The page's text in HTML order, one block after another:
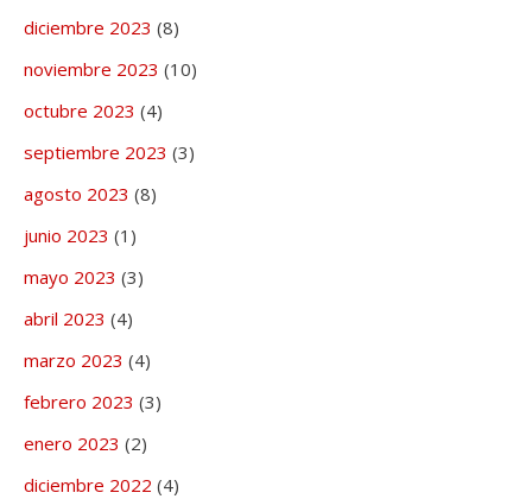
diciembre 2023 (8)
noviembre 2023 (10)
octubre 2023 (4)
septiembre 2023 (3)
agosto 2023 (8)
junio 2023 (1)
mayo 2023 (3)
abril 2023 (4)
marzo 2023 (4)
febrero 2023 (3)
enero 2023 (2)
diciembre 2022 (4)